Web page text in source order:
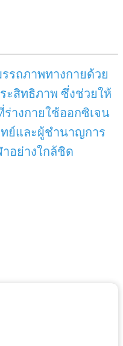
รถภาพทางกายด้วย
ะสิทธิภาพ ซึ่งช่วยให้
างกายใช้ออกซิเจน
ย์และผู้ชำนาญการ
อย่างใกล้ชิด